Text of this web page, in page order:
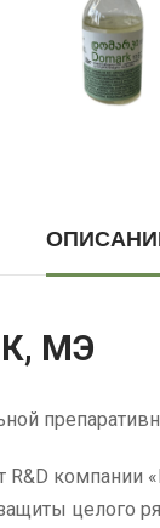
МЭ
R&D
целого